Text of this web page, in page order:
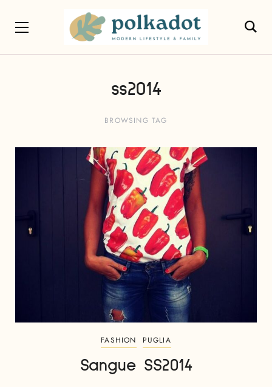
ss2014
BROWSING TAG
FASHION PUGLIA
Sangue SS2014